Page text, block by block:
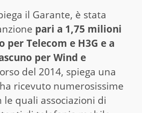
il Garante, è stata
pari a 1,75 milioni
per Telecom e H3G e a
per Wind e
del 2014, spiega una
ricevuto numerosissime
le quali associazioni di